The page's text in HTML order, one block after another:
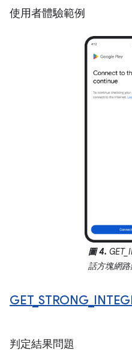
使用者體驗範例
圖 4.
話方塊網
GET_ STRONG_
判定結果問題